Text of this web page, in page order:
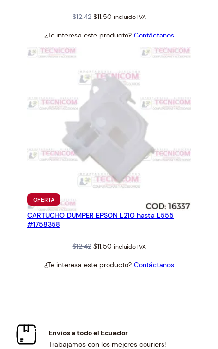
$12.42 Original
was:
$11.50Current
is:
incluido IVA
¿Te interesa este producto? Contáctanos
OFERTAPRODUCTO
EN
OFERTA
CARTUCHO DUMPER EPSON L210 hasta L555
#1758358
$12.42 Original
was:
$11.50Current
is:
incluido IVA
¿Te interesa este producto? Contáctanos
Envíos a todo el Ecuador
Trabajamos con los mejores couriers!